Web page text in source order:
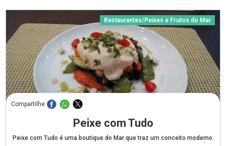
Restaurantes/Peixes e Frutos do Mar
Compartilhe
Peixe com Tudo
Peixe com Tudo é uma boutique do Mar que traz um conceito moderno.